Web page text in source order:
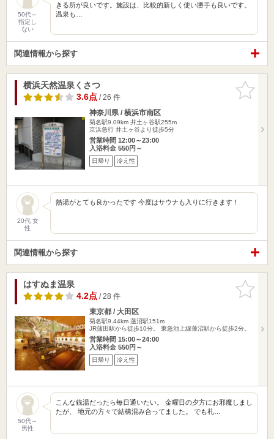
50代～
指定し
ない
きる所が良いです。施設は、比較的新しく使い勝手も良いです。
温泉も…
関連情報から探す
お気に入
りに追加
横浜天然温泉くさつ
3.6点/ 26 件
神奈川県 / 横浜市南区
菊名駅9.09km 井土ヶ谷駅255m
京浜急行 井土ヶ谷より徒歩5分
営業時間 12:00～23:00
入浴料金 550円～
日帰り 冷え性
20代 女
性
熱湯がとても良かったです 今度はサウナも入りに行きます！
関連情報から探す
お気に入
りに追加
はすぬま温泉
4.2点/ 28 件
東京都 / 大田区
菊名駅9.44km 蓮沼駅151m
JR蒲田駅から徒歩10分。 東急池上線蓮沼駅から徒歩2分。
営業時間 15:00～24:00
入浴料金 550円～
日帰り 冷え性
50代～
男性
こんな銭湯だったら毎日通いたい。 金曜日の夕方にお邪魔しまし
たが、 地元の方々で結構混み合ってました。 でも札…